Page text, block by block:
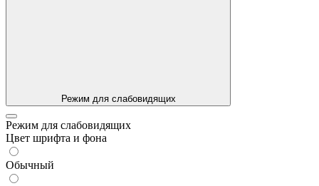
Режим для слабовидящих
Режим для слабовидящих
Цвет шрифта и фона
Обычный